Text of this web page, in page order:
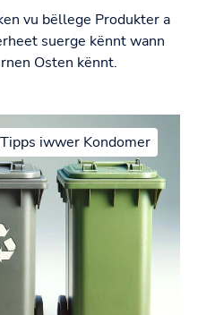
vu bëllege Produkter a
suerge kënnt wann
Osten kënnt.
iwwer Kondomer